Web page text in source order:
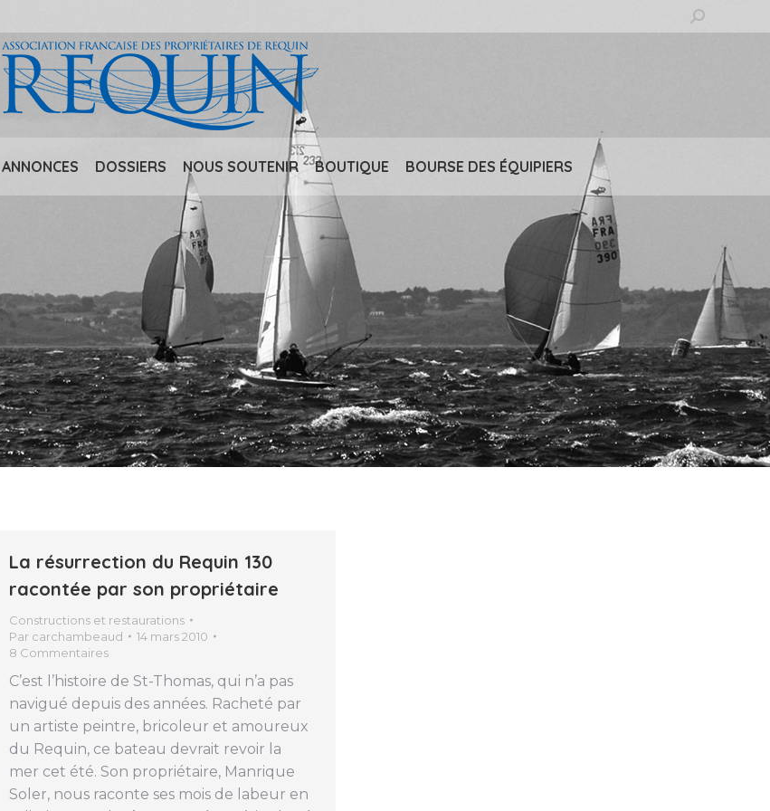
Recherche
:
ANNONCES DOSSIERS NOUS SOUTENIR BOUTIQUE BOURSE DES ÉQUIPIERS
La résurrection du Requin 130
racontée par son propriétaire
Constructions et restaurations
Par carchambeaud
14 mars 2010
8 Commentaires
C’est l’histoire de St-Thomas, qui n’a pas
navigué depuis des années. Racheté par
un artiste peintre, bricoleur et amoureux
du Requin, ce bateau devrait revoir la
mer cet été. Son propriétaire, Manrique
Soler, nous raconte ses mois de labeur en